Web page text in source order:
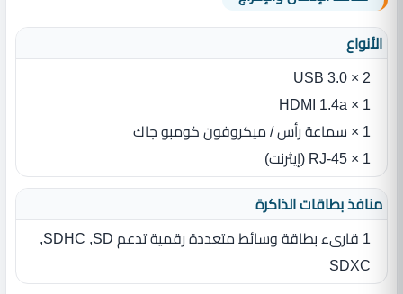
الأنواع
2 × USB 3.0
1 × HDMI 1.4a
1 × سماعة رأس / ميكروفون كومبو جاك
1 × RJ-45 (إيثرنت)
منافذ بطاقات الذاكرة
1 قارىء بطاقة وسائط متعددة رقمية تدعم SD‏,‏ SDHC‏,‏
SDXC